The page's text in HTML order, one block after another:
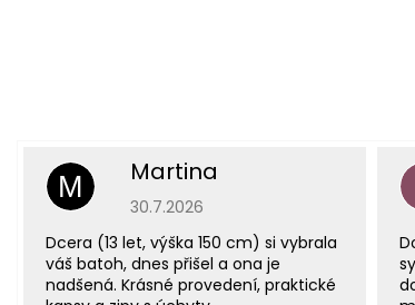
M Martina
Hodnocení obchodu je 5 z 5
30.7.2026
Dcera (13 let, výška 150 cm) si vybrala
váš batoh, dnes přišel a ona je
nadšená. Krásné provedení, praktické